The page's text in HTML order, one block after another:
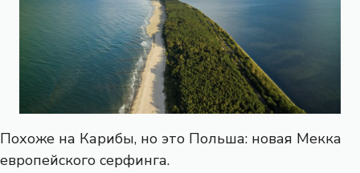
Похоже на Карибы, но это Польша: новая Мекка
европейского серфинга.